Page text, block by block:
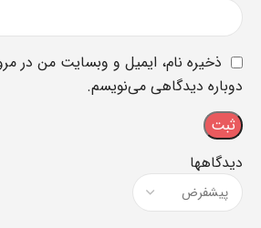
دیدگاهها
ذخیره نام، ایمیل و وبسایت من در
دوباره دیدگاهی می‌نویسم.